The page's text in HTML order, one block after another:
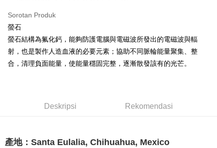
NT$80/pesanan | Penghantaran percuma untuk pesanan
NT$3,000 atau lebih
7-11取貨付款
NT$80/pesanan | Penghantaran percuma untuk pesanan
NT$80/pesanan | Penghantaran percuma untuk pesanan
郵局幫你送（離島）
Sorotan Produk
螢石
螢石結構為氟化鈣，能夠防護電腦與電磁波所發出的電磁波與輻
射，也是製作人造血液的必要元素；協助不同脈輪能量聚集、整
合，清理負面能量，使能量穩固完整，逐漸散發該有的光芒。
Deskripsi Rekomendasi
產地：Santa Eulalia, Chihuahua, Mexico